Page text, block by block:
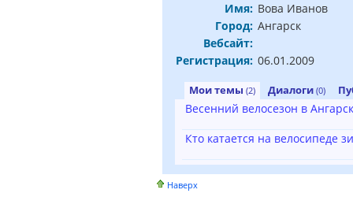
Имя: Вова Иванов
Город: Ангарск
Вебсайт:
Регистрация: 06.01.2009
Мои темы (2) Диалоги (0)
Весенний велосезон в
Кто катается на велосипеде
Наверх